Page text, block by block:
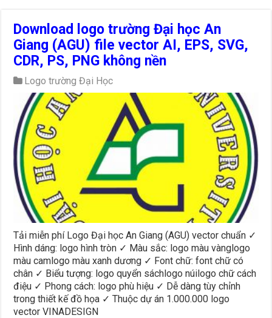
Download logo trường Đại học An
Giang (AGU) file vector AI, EPS, SVG,
CDR, PS, PNG không nền
Logo trường Đại Học
Tải miễn phí Logo Đại học An Giang (AGU) vector chuẩn ✓
Hình dáng: logo hình tròn ✓ Màu sắc: logo màu vànglogo
màu camlogo màu xanh dương ✓ Font chữ: font chữ có
chân ✓ Biểu tượng: logo quyển sáchlogo núilogo chữ cách
điệu ✓ Phong cách: logo phù hiệu ✓ Dễ dàng tùy chỉnh
trong thiết kế đồ họa ✓ Thuộc dự án 1.000.000 logo
vector VINADESIGN